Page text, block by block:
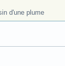
d'une plume